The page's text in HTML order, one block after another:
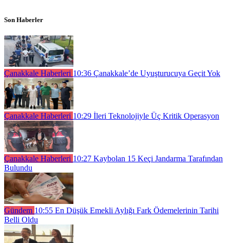
Son Haberler
Çanakkale Haberleri 10:36 Çanakkale’de Uyuşturucuya Geçit Yok
Çanakkale Haberleri 10:29 İleri Teknolojiyle Üç Kritik Operasyon
Çanakkale Haberleri 10:27 Kaybolan 15 Keçi Jandarma Tarafından
Bulundu
Gündem 10:55 En Düşük Emekli Aylığı Fark Ödemelerinin Tarihi
Belli Oldu